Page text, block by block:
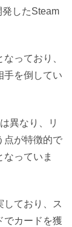
したSteam
っており、
手を倒してい
異なり、リ
点が特徴的で
っていま
しており、ス
でカードを獲